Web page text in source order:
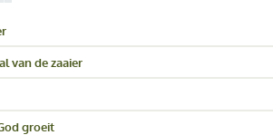
van de zaaier
groeit